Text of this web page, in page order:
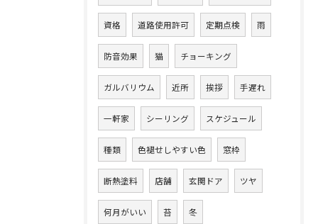
資格 道路使用許可 定期点検 雨
防音効果 猫 チョーキング
ガルバリウム 近所 挨拶 手遅れ
一軒家 シーリング スケジュール
種類 色褪せしやすい色 窓枠
断熱塗料 店舗 玄関ドア ツヤ
何月がいい 苔 冬